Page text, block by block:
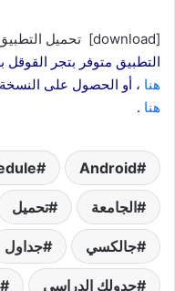
[download] تحميل التطبيق [/download]
التطبيق متوفر بتجر
هنا ، أو الحصول على النسخة
هنا .
Android‏
الجامعة تحميل
جالكسي جداول
جدولك الدراسي